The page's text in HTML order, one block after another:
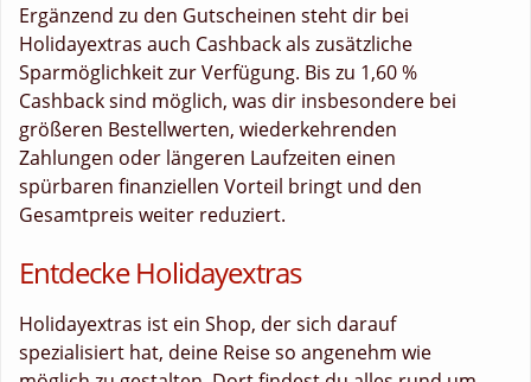
Ergänzend zu den Gutscheinen steht dir bei
Holidayextras auch Cashback als zusätzliche
Sparmöglichkeit zur Verfügung. Bis zu 1,60 %
Cashback sind möglich, was dir insbesondere bei
größeren Bestellwerten, wiederkehrenden
Zahlungen oder längeren Laufzeiten einen
spürbaren finanziellen Vorteil bringt und den
Gesamtpreis weiter reduziert.
Entdecke Holidayextras
Holidayextras ist ein Shop, der sich darauf
spezialisiert hat, deine Reise so angenehm wie